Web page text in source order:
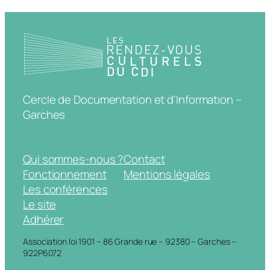
Cercle de Documentation et d'Information –
Garches
Qui sommes-nous ?
Fonctionnement
Les conférences
Le site
Adhérer
Contact
Mentions légales
Association loi 1901 – 86 Grande rue – 92380 – Garches –
922P6072